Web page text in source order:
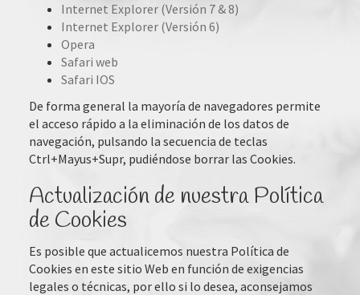
Internet Explorer (Versión 7 & 8)
Internet Explorer (Versión 6)
Opera
Safari web
Safari IOS
De forma general la mayoría de navegadores permite
el acceso rápido a la eliminación de los datos de
navegación, pulsando la secuencia de teclas
Ctrl+Mayus+Supr, pudiéndose borrar las Cookies.
Actualización de nuestra Política
de Cookies
Es posible que actualicemos nuestra Política de
Cookies en este sitio Web en función de exigencias
legales o técnicas, por ello si lo desea, aconsejamos